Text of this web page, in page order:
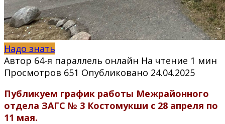
Надо знать
Автор 64-я параллель онлайн На чтение 1 мин
Просмотров 651 Опубликовано 24.04.2025
Публикуем график работы Межрайонного
отдела ЗАГС № 3 Костомукши с 28 апреля по
11 мая.